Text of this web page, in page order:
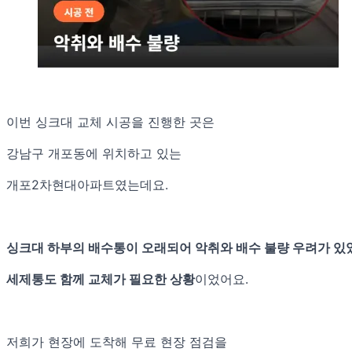
이번 싱크대 교체 시공을 진행한 곳은
강남구 개포동에 위치하고 있는
개포2차현대아파트였는데요.
싱크대 하부의 배수통이 오래되어 악취와 배수 불량 우려가 있
세제통도 함께 교체가 필요한 상황이었어요.
저희가 현장에 도착해 무료 현장 점검을